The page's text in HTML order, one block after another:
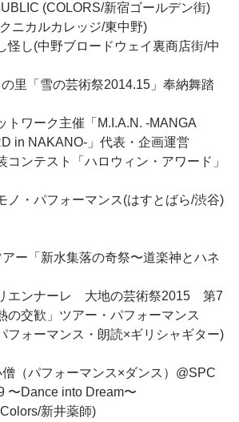
(COLORS/新宿ゴールデン街)
ニカルカレッジ/東中野)
怪し(中野ブロードウェイ裏商店街/中
里「雪の芸術祭2014.15」奉納舞踏
トワーク主催「M.I.A.N. -MANGA
in NAKANO-」代表・企画運営
コンテスト「ハロウィン・アワード」
ノ・パフォーマンス(はすとばら/渋谷)
ー「新水集落の奇祭〜道楽神とハネ
エンナーレ 大地の芸術祭2015 第7
の交歓」ツアー・パフォーマンス
フォーマンス・朗読×ギリシャギター)
（パフォーマンス×ダンス）@SPC
〜Dance into Dream〜
新井薬師)